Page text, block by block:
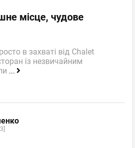
місце, чудове
в захваті від Chalet
із незвичайним
...